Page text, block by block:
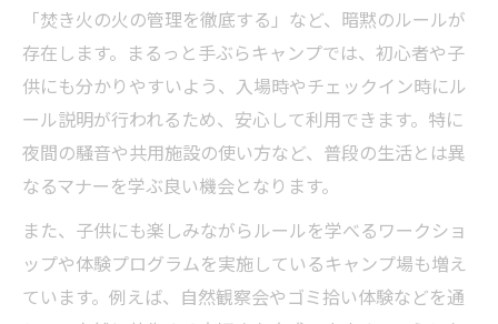
「焚き火の火の管理を徹底する」など、暗黙のルールが
存在します。まるっと手ぶらキャンプでは、初心者や子
供にも分かりやすいよう、入場時やチェックイン時にル
ール説明が行われるため、安心して利用できます。特に
夜間の騒音や共用施設の使い方など、普段の生活とは異
なるマナーを学ぶ良い機会となります。
また、子供にも楽しみながらルールを学べるワークショ
ップや体験プログラムを実施しているキャンプ場も増え
ています。例えば、自然観察会やゴミ拾い体験などを通